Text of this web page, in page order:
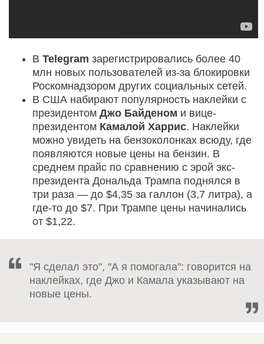
В Telegram зарегистрировались более 40
млн новых пользователей из-за блокировки
Роскомнадзором других социальных сетей.
В США набирают популярность наклейки с
президентом Джо Байденом и вице-
президентом Камалой Харрис. Наклейки
можно увидеть на бензоколонках всюду, где
появляются новые цены на бензин. В
среднем прайс по сравнению с эрой экс-
президента Дональда Трампа поднялся в
три раза — до $4,35 за галлон (3,7 литра), а
где-то до $7. При Трампе цены начинались
от $1,22.
"Я сделал это", "А я помогала": говорится на
наклейках, где Джо и Камала указывают на
новые цены.